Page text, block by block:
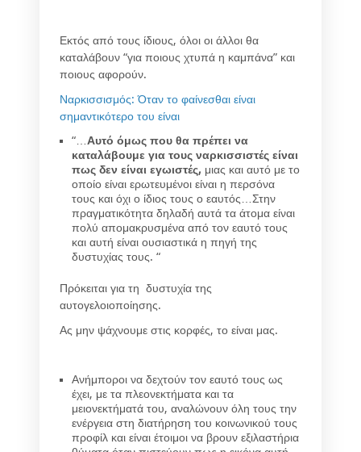
Εκτός από τους ίδιους, όλοι οι άλλοι θα
καταλάβουν “για ποιους χτυπά η καμπάνα” και
ποιους αφορούν.
Ναρκισσισμός: Όταν το φαίνεσθαι είναι
σημαντικότερο του είναι
“… Αυτό όμως που θα πρέπει να
καταλάβουμε για τους ναρκισσιστές είναι
πως δεν είναι εγωιστές, μιας και αυτό με το
οποίο είναι ερωτευμένοι είναι η περσόνα
τους και όχι ο ίδιος τους ο εαυτός…Στην
πραγματικότητα δηλαδή αυτά τα άτομα είναι
πολύ απομακρυσμένα από τον εαυτό τους
και αυτή είναι ουσιαστικά η πηγή της
δυστυχίας τους. “
Πρόκειται για τη δυστυχία της
αυτογελοιοποίησης.
Ας μην ψάχνουμε στις κορφές, το είναι μας.
Ανήμποροι να δεχτούν τον εαυτό τους ως
έχει, με τα πλεονεκτήματα και τα
μειονεκτήματά του, αναλώνουν όλη τους την
ενέργεια στη διατήρηση του κοινωνικού τους
προφίλ και είναι έτοιμοι να βρουν εξιλαστήρια